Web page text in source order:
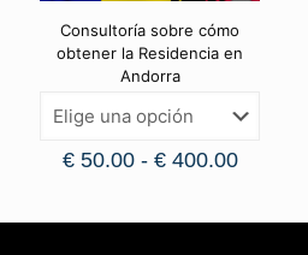
Consultoría sobre cómo
obtener la Residencia en
Andorra
€50.00 - €400.00